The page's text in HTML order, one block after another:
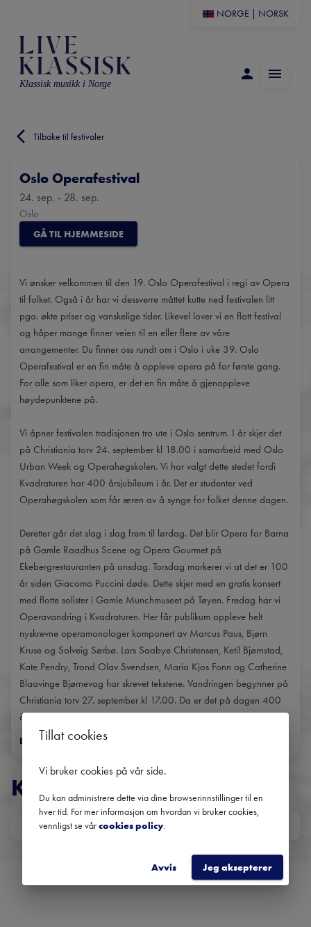
NORGE NORSK
Klassisk musikk i Norge
Tilbake til festivaler
Oslo Operafestival
24. sep. - 28. sep.
Oslo
GÅ TIL HJEMMESIDE
Vi ønsker velkommen til den 19. Oslo Operafestival i regi av Opera
til folket. Også i år har vi dessverre måttet kutte ned festivalen litt
pga. økte priser og vanskelige tider. Likevel lover vi en flott festival
og håper mange finner veien til en eller flere av våre
arrangementer. Du finner oss rundt om i Oslo i uke 39. Oslo
Operafestival er en fin måte å oppleve opera på for første gang.
For alle som liker opera, er det en fin måte å gjenoppleve
høydepunktene på.
Vi åpner festivalen tradisjonen tro ute i Oslo sentrum. I år skjer det
på Christiania torv 24. september kl 18.00 i samarbeid med Oslo
Urban Week og Operahøgskolen. Vi har valgt dette stedet fordi
Kvadraturen har 400 årsjubileum i år. Det er studenter ved
Operahøgskolen som får æren av å synge for folket denne dagen.
Deretter går det slag i slag frem til lørdag. Det blir Opera for Barna
på Gamle Raadhus Scene og Opera Gourmet på
Ekebergrestauranten på onsdag. Torsdag markerer vi at det er 100
år siden Giacomo Puccini døde. Dette skjer med en gratis konsert
med flotte solister i Gamle Munchmuseet på Tøyen. Fredag har vi
Operavandring i Kvadraturen. Her får publikum oppleve helt
nyskrevne operamonologer komponert av Marcus Paus, Bjørn
Kruse og Solveig Sørbø. Lars Saabye Christensen, Ketil Bjørnstad,
Kate Pendry, Trond Olav Svendsen, Maria Kjos Fonn og Catherine
Blaavinge Bjørnevog har skrevet tekstene. Vandringen begynner på
Christiania torv 27. september kl 17.00. Da er det på dagen 400
år siden Christian IV sa:...
Les mer>
KONSERTER
DATO
Bruk datofilteret for å se tidligere konserter.
Tillat cookies
Vi bruker cookies på vår side.
Du kan administrere dette via dine browserinnstillinger til en
hver tid. For mer informasjon om hvordan vi bruker cookies,
vennligst se vårcookies policy.
Avvis Jeg aksepterer